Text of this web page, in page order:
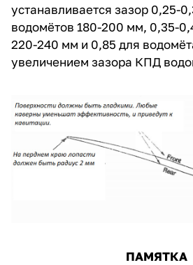
устанавливается зазор 0,25-
водомётов 180-200 мм, 0,35-
220-240 мм и 0,85 для
увеличением зазора КПД
ПАМЯТКА